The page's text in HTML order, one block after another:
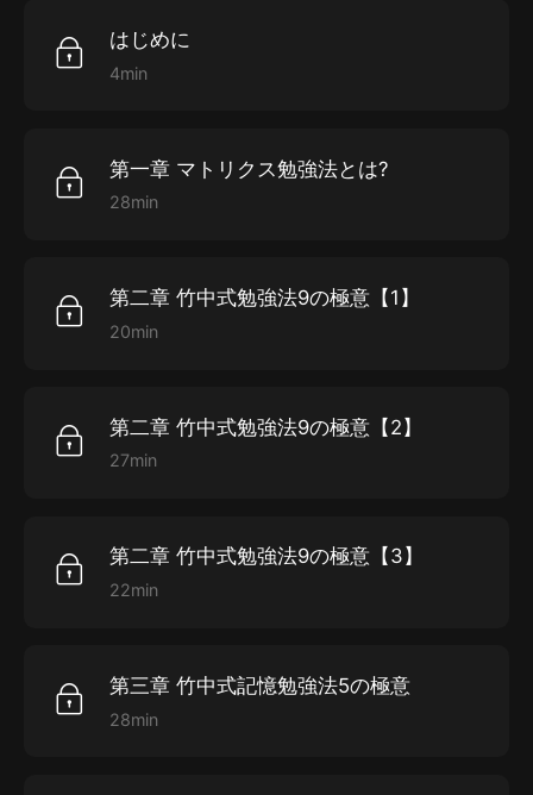
明を加えたのがこの本です。勉強しなければいけないの
はわかっているが、何から始めたらいいか分からない…
「勉強すること」について考えてみませんか?
はじめに
4min
第一章 マトリクス勉強法とは?
28min
第二章 竹中式勉強法9の極意【1】
20min
第二章 竹中式勉強法9の極意【2】
27min
第二章 竹中式勉強法9の極意【3】
22min
第三章 竹中式記憶勉強法5の極意
28min